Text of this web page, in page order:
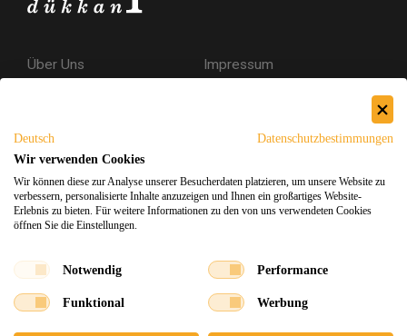
Über Uns
Impressum
Sicheres Einkaufen
Souq Dukkan 2026 Designx Entwicklung
Deutsch
Datenschutzbestimmungen
Wir verwenden Cookies
Wir können diese zur Analyse unserer Besucherdaten platzieren, um unsere Website zu
verbessern, personalisierte Inhalte anzuzeigen und Ihnen ein großartiges Website-
Erlebnis zu bieten. Für weitere Informationen zu den von uns verwendeten Cookies
öffnen Sie die Einstellungen.
Notwendig Performance
Funktional Werbung